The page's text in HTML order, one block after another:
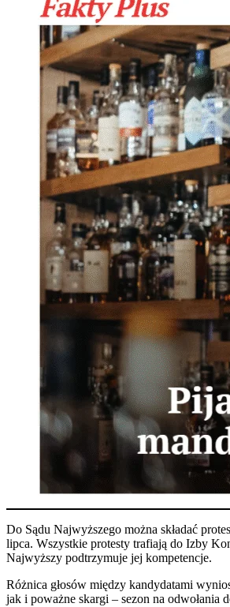
Do Sądu Najwyższego można składać
lipca. Wszystkie protesty trafiają do Izby
Najwyższy podtrzymuje jej kompetencje.
Różnica głosów między kandydatami
jak i poważne skargi – sezon na odwołania